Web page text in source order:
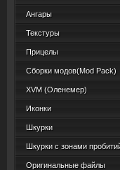
Ангары
Текстуры
Прицелы
Сборки модов(Mod Pack)
XVM (Oленемер)
Иконки
Шкурки
Шкурки с зонами
Оригинальные файлы